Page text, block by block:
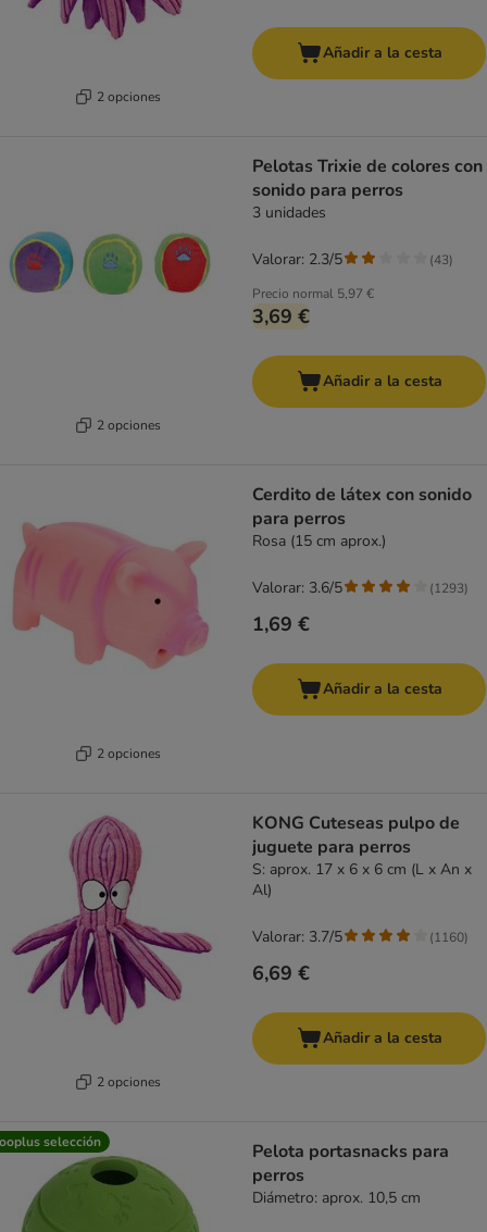
2 opciones
Añadir a la cesta
2 opciones
Pelotas Trixie de colores con
sonido para perros
3 unidades
Precio normal 5,97 €
3,69 €
Valorar: 2.3/5 (43)
Añadir a la cesta
2 opciones
Cerdito de látex con sonido
para perros
Rosa (15 cm aprox.)
1,69 €
Valorar: 3.6/5 (1293)
Añadir a la cesta
2 opciones
KONG Cuteseas pulpo de
juguete para perros
S: aprox. 17 x 6 x 6 cm (L x An x
Al)
6,69 €
Valorar: 3.7/5 (1160)
Añadir a la cesta
selección
Pelota portasnacks para
perros
Diámetro: aprox. 10,5 cm